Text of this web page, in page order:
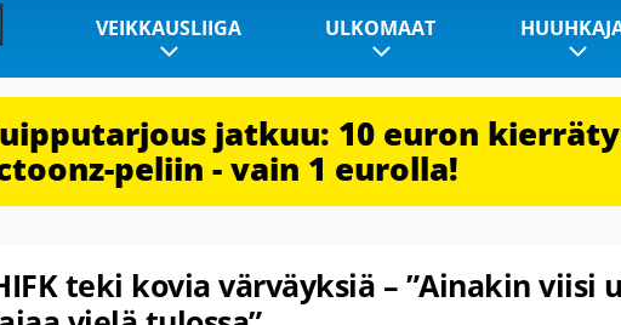
VEIKKAUSLIIGA ULKOMAAT
jatkuu: 10 euron
peliin - vain 1 eurolla!
teki kovia värväyksiä – ”Ainakin viisi